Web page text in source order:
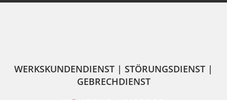
WERKSKUNDENDIENST | STÖRUNGSDIENST |
GEBRECHDIENST